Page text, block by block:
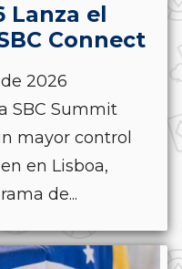
Lanza el
Connect
2026
SBC Summit
mayor control
en Lisboa,
de...